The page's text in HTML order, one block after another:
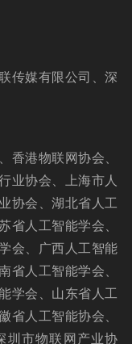
传媒有限公司、深
香港物联网协会、
业协会、上海市人
协会、湖北省人工
省人工智能学会、
会、广西人工智能
人工智能学会、
学会、山东省人工
省人工智能协会、
圳市物联网产业协